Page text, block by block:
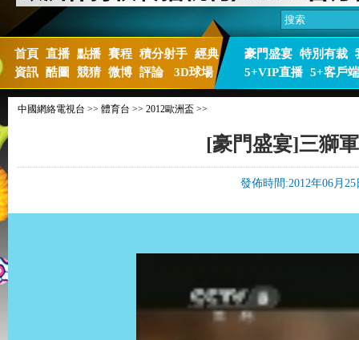
首頁 直播 點播 賽程 積分射手 經典
資訊 酷圖 競猜 微博 評論 3D球場
豪門盛宴 特別有裁
5+VIP直播 5+客戶端
中國網絡電視台 >> 體育台 >> 2012歐洲盃 >>
[豪門盛宴]三獅
發佈時間:2012年06月